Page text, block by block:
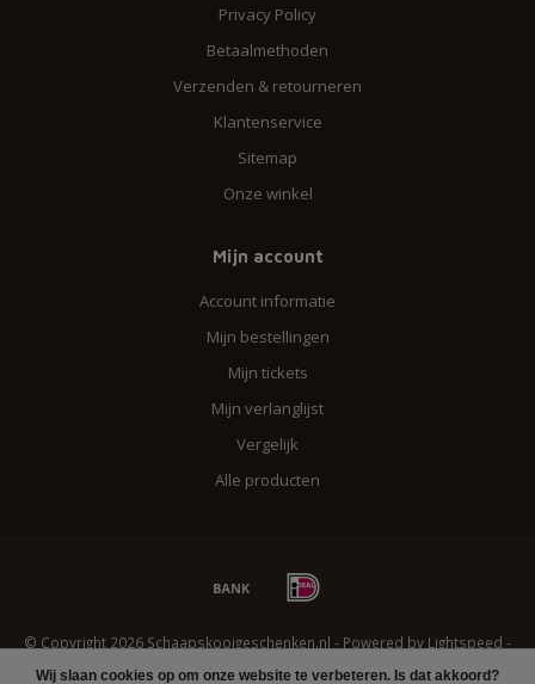
Wij slaan cookies op om onze website te verbeteren. Is dat akkoord?
Privacy Policy
Betaalmethoden
Verzenden & retourneren
Klantenservice
Sitemap
Onze winkel
Mijn account
Account informatie
Mijn bestellingen
Mijn tickets
Mijn verlanglijst
Vergelijk
Alle producten
© Copyright 2026 Schaapskooigeschenken.nl - Powered by Lightspeed -
Lightspeed designbyDyvelopment